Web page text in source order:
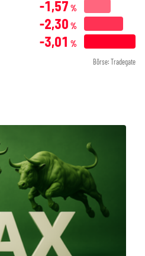
-1,57 %
-2,30 %
-3,01 %
Börse: Tradegate